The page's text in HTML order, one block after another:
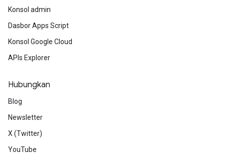
Konsol admin
Dasbor Apps Script
Konsol Google Cloud
APIs Explorer
Hubungkan
Blog
Newsletter
X (Twitter)
YouTube